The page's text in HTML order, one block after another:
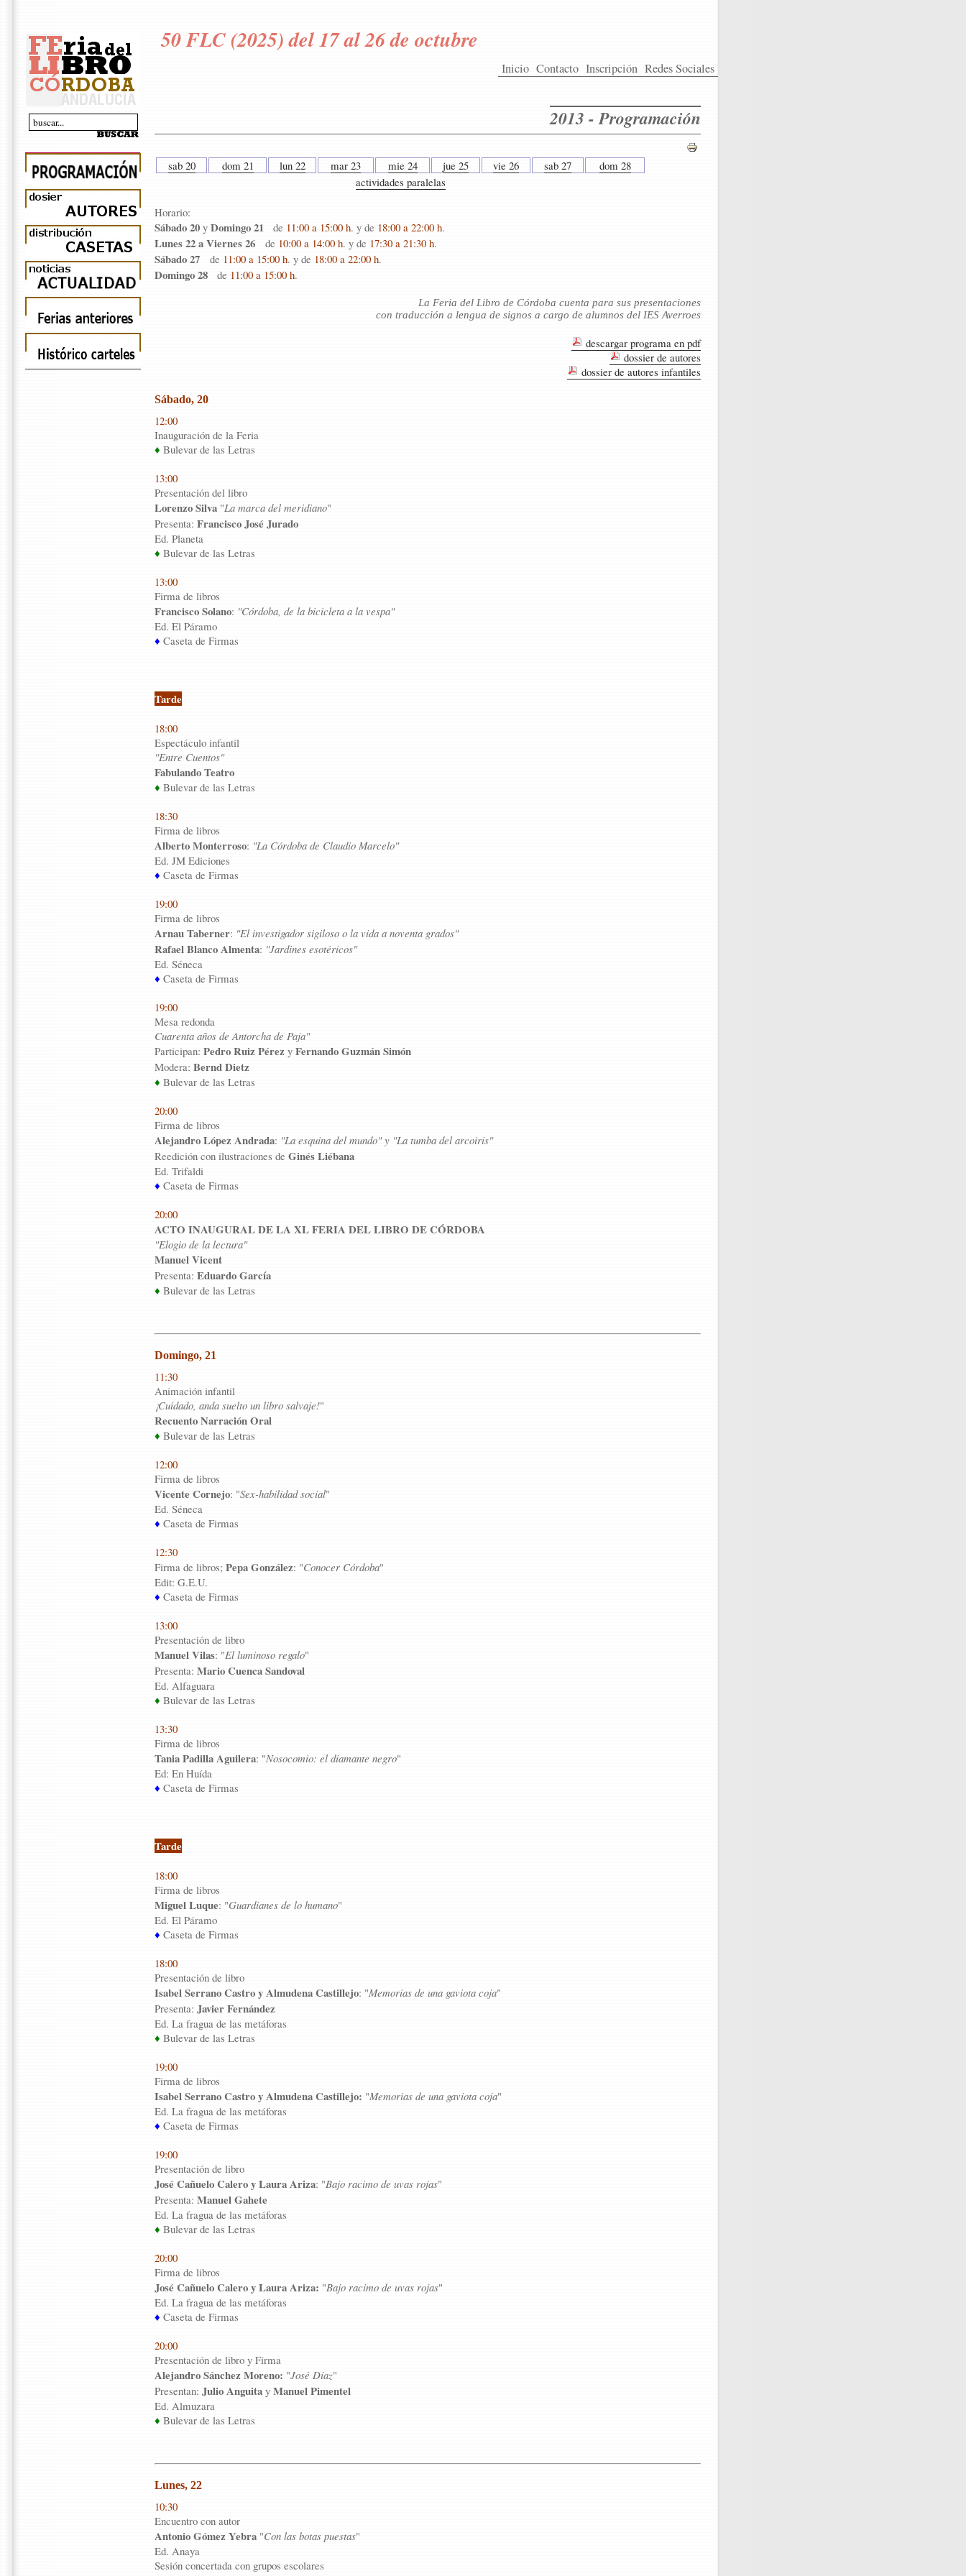
50 FLC (2025) del 17 al 26 de octubre
Inicio Contacto Inscripción Redes Sociales
2013 - Programación
sab 20 dom 21 lun 22 mar 23 mie 24 jue 25 vie 26 sab 27
dom 28
actividades paralelas
Horario:
Sábado 20 y Domingo 21 de 11:00 a 15:00 h. y de 18:00 a 22:00 h.
Lunes 22 a Viernes 26 de 10:00 a 14:00 h. y de 17:30 a 21:30 h.
Sábado 27 de 11:00 a 15:00 h. y de 18:00 a 22:00 h.
Domingo 28 de 11:00 a 15:00 h.
La Feria del Libro de Córdoba cuenta para sus presentaciones
con traducción a lengua de signos a cargo de alumnos del IES Averroes
descargar programa en pdf
dossier de autores
dossier de autores infantiles
Sábado, 20
12:00
Inauguración de la Feria
♦ Bulevar de las Letras
13:00
Presentación del libro
Lorenzo Silva "La marca del meridiano"
Presenta: Francisco José Jurado
Ed. Planeta
♦ Bulevar de las Letras
13:00
Firma de libros
Francisco Solano: "Córdoba, de la bicicleta a la vespa"
Ed. El Páramo
♦ Caseta de Firmas
Tarde
18:00
Espectáculo infantil
"Entre Cuentos"
Fabulando Teatro
♦ Bulevar de las Letras
18:30
Firma de libros
Alberto Monterroso: "La Córdoba de Claudio Marcelo"
Ed. JM Ediciones
♦ Caseta de Firmas
19:00
Firma de libros
Arnau Taberner: "El investigador sigiloso o la vida a noventa grados"
Rafael Blanco Almenta: "Jardines esotéricos"
Ed. Séneca
♦ Caseta de Firmas
19:00
Mesa redonda
Cuarenta años de Antorcha de Paja"
Participan: Pedro Ruiz Pérez y Fernando Guzmán Simón
Modera: Bernd Dietz
♦ Bulevar de las Letras
20:00
Firma de libros
Alejandro López Andrada: "La esquina del mundo" y "La tumba del arcoiris"
Reedición con ilustraciones de Ginés Liébana
Ed. Trifaldi
♦ Caseta de Firmas
20:00
ACTO INAUGURAL DE LA XL FERIA DEL LIBRO DE CÓRDOBA
"Elogio de la lectura"
Manuel Vicent
Presenta: Eduardo García
♦ Bulevar de las Letras
Domingo, 21
11:30
Animación infantil
¡Cuidado, anda suelto un libro salvaje!"
Recuento Narración Oral
♦ Bulevar de las Letras
12:00
Firma de libros
Vicente Cornejo: "Sex-habilidad social"
Ed. Séneca
♦ Caseta de Firmas
12:30
Firma de libros; Pepa González: "Conocer Córdoba"
Edit: G.E.U.
♦ Caseta de Firmas
13:00
Presentación de libro
Manuel Vilas: "El luminoso regalo"
Presenta: Mario Cuenca Sandoval
Ed. Alfaguara
♦ Bulevar de las Letras
13:30
Firma de libros
Tania Padilla Aguilera: "Nosocomio: el diamante negro"
Ed: En Huída
♦ Caseta de Firmas
Tarde
18:00
Firma de libros
Miguel Luque: "Guardianes de lo humano"
Ed. El Páramo
♦ Caseta de Firmas
18:00
Presentación de libro
Isabel Serrano Castro y Almudena Castillejo: "Memorias de una gaviota coja"
Presenta: Javier Fernández
Ed. La fragua de las metáforas
♦ Bulevar de las Letras
19:00
Firma de libros
Isabel Serrano Castro y Almudena Castillejo: "Memorias de una gaviota coja"
Ed. La fragua de las metáforas
♦ Caseta de Firmas
19:00
Presentación de libro
José Cañuelo Calero y Laura Ariza: "Bajo racimo de uvas rojas"
Presenta: Manuel Gahete
Ed. La fragua de las metáforas
♦ Bulevar de las Letras
20:00
Firma de libros
José Cañuelo Calero y Laura Ariza: "Bajo racimo de uvas rojas"
Ed. La fragua de las metáforas
♦ Caseta de Firmas
20:00
Presentación de libro y Firma
Alejandro Sánchez Moreno: "José Díaz"
Presentan: Julio Anguita y Manuel Pimentel
Ed. Almuzara
♦ Bulevar de las Letras
Lunes, 22
10:30
Encuentro con autor
Antonio Gómez Yebra "Con las botas puestas"
Ed. Anaya
Sesión concertada con grupos escolares